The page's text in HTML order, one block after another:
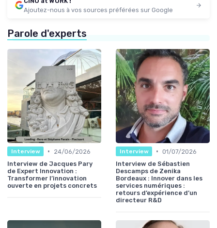
Ajoutez-nous à vos sources préférées sur Google
Parole d'experts
Interview •
24/06/2026
Interview de Jacques Pary
de Expert Innovation :
Transformer l’innovation
ouverte en projets concrets
Interview • 01/07/2026
Interview de Sébastien
Descamps de Zenika
Bordeaux : Innover dans les
services numériques :
retours d’expérience d’un
directeur R&D